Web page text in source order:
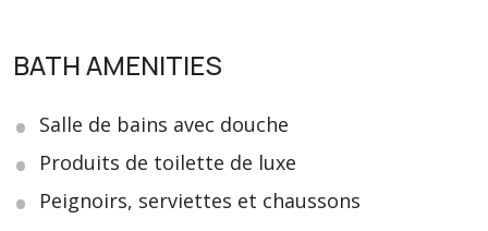
BATH AMENITIES
Salle de bains avec douche
Produits de toilette de luxe
Peignoirs, serviettes et chaussons